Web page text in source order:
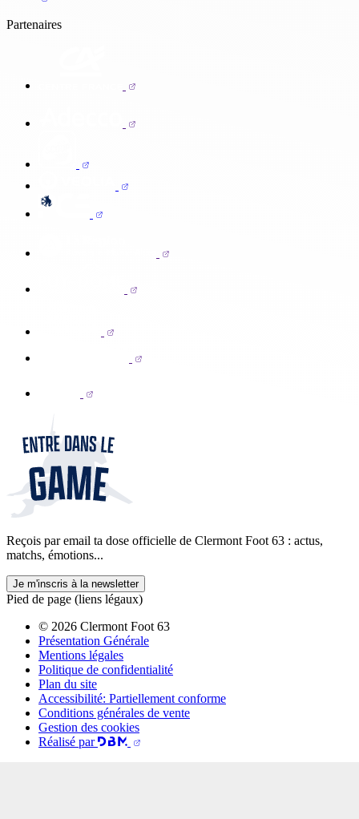
Partenaires
Reçois par email ta dose officielle de Clermont Foot 63 : actus,
matchs, émotions...
Je m'inscris à la newsletter
Pied de page (liens légaux)
© 2026 Clermont Foot 63
Présentation Générale
Mentions légales
Politique de confidentialité
Plan du site
Accessibilité: Partiellement conforme
Conditions générales de vente
Gestion des cookies
Réalisé par